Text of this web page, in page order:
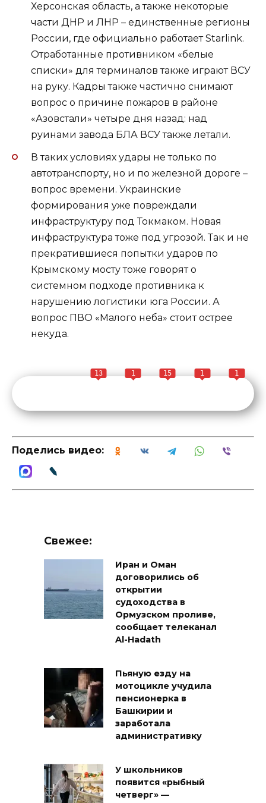
Херсонская область, а также некоторые
части ДНР и ЛНР – единственные регионы
России, где официально работает Starlink.
Отработанные противником «белые
списки» для терминалов также играют ВСУ
на руку. Кадры также частично снимают
вопрос о причине пожаров в районе
«Азовстали» четыре дня назад: над
руинами завода БЛА ВСУ также летали.
В таких условиях удары не только по
автотранспорту, но и по железной дороге –
вопрос времени. Украинские
формирования уже повреждали
инфраструктуру под Токмаком. Новая
инфраструктура тоже под угрозой. Так и не
прекратившиеся попытки ударов по
Крымскому мосту тоже говорят о
системном подходе противника к
нарушению логистики юга России. А
вопрос ПВО «Малого неба» стоит острее
некуда.
13 1 15 1 1
Поделись видео:
Свежее:
Иран и Оман
договорились об
открытии
судоходства в
Ормузском проливе,
сообщает телеканал
Al-Hadath
Пьяную езду на
мотоцикле учудила
пенсионерка в
Башкирии и
заработала
административку
У школьников
появится «рыбный
четверг» —